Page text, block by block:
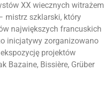
XX wiecznych witrażem
mistrz szklarski, który
największych francuskich
inicjatywy zorganizowano
projektów
Bazaine, Bissière, Grüber